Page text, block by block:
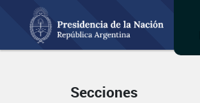
Secciones